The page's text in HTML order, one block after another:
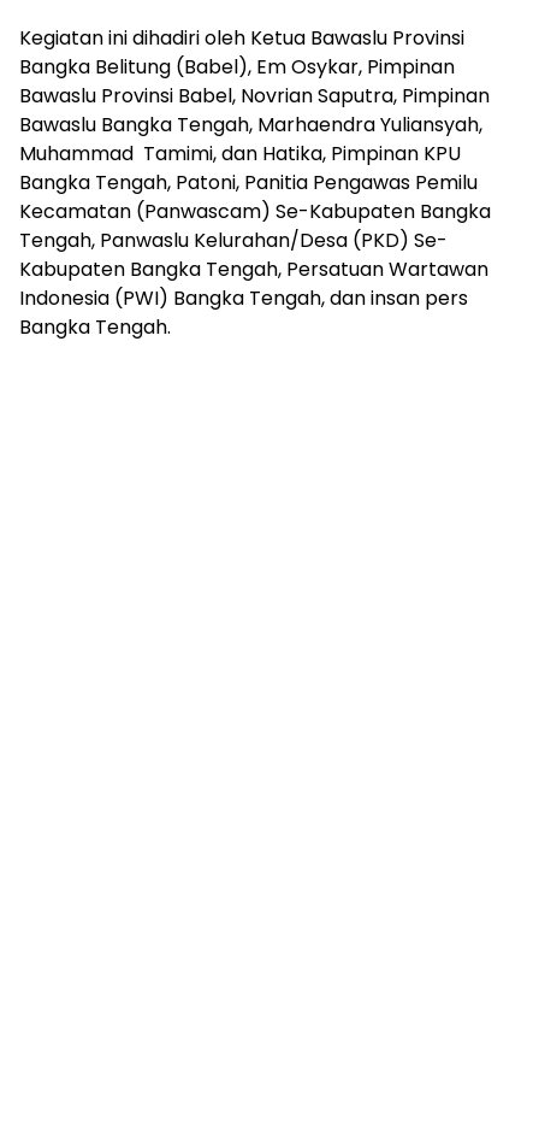
Kegiatan ini dihadiri oleh Ketua Bawaslu Provinsi
Bangka Belitung (Babel), Em Osykar, Pimpinan
Bawaslu Provinsi Babel, Novrian Saputra, Pimpinan
Bawaslu Bangka Tengah, Marhaendra Yuliansyah,
Muhammad Tamimi, dan Hatika, Pimpinan KPU
Bangka Tengah, Patoni, Panitia Pengawas Pemilu
Kecamatan (Panwascam) Se-Kabupaten Bangka
Tengah, Panwaslu Kelurahan/Desa (PKD) Se-
Kabupaten Bangka Tengah, Persatuan Wartawan
Indonesia (PWI) Bangka Tengah, dan insan pers
Bangka Tengah.